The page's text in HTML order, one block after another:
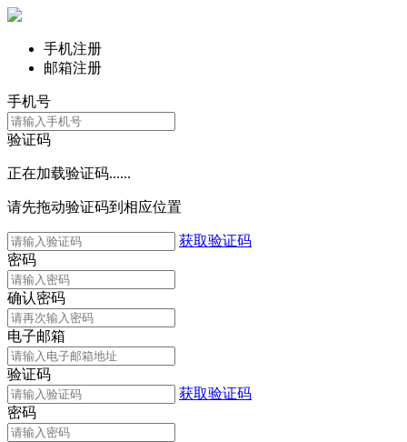
手机注册
邮箱注册
手机号
验证码
正在加载验证码......
请先拖动验证码到相应位置
获取验证码
密码
确认密码
电子邮箱
验证码
获取验证码
密码